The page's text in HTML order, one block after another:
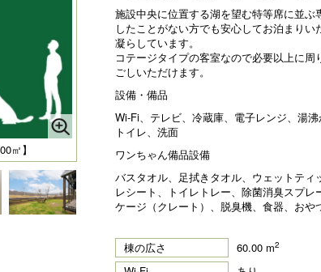
㎡】
施設中央に位置する湖を望む特等席に並
したことがない方でも安心してお泊まり
凝らしています。
コテージタイプの客室なので必要以上に
ごしいただけます。
設備・備品
Wi-Fi、テレビ、冷蔵庫、電子レンジ、湯
トイレ、洗面
ワンちゃん備品設備
バスタオル、足拭きタオル、ウェットテ
レシート、トイレトレー、除菌消臭スプレ
ケージ（クレート）、脱臭機、食器、おや
棟の広さ 60.00 m2